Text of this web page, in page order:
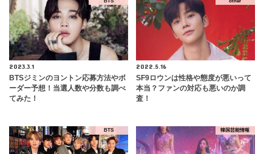
2023.3.1
BTSジミンのヨントン応募方法やボ
ーダー予想！当選人数や分数も調べ
てみた！
2022.5.16
SF9ロウンは性格や態度が悪いって
本当？ファンの対応も悪いのか調
査！
BTS 韓国芸能情報